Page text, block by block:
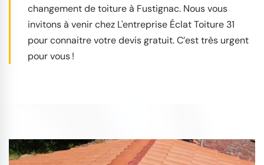
changement de toiture à Fustignac. Nous vous
invitons à venir chez L'entreprise Éclat Toiture 31
pour connaitre votre devis gratuit. C’est très urgent
pour vous !